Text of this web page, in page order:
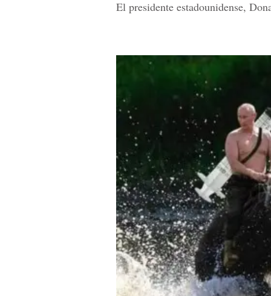
El presidente estadounidense,